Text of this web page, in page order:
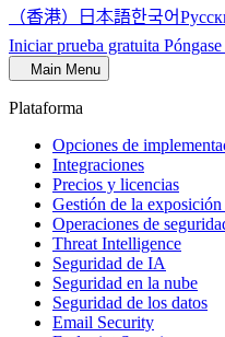
（香港） 日本語한국어
Iniciar prueba gratuita
Main Menu
Plataforma
Opciones de
Integraciones
Precios y licencias
Gestión de la
Operaciones de
Threat Intelligence
Seguridad de IA
Seguridad en la nube
Seguridad de los datos
Email Security